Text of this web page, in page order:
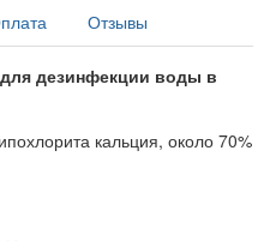
Отзывы
дезинфекции воды в
кальция, около 70%